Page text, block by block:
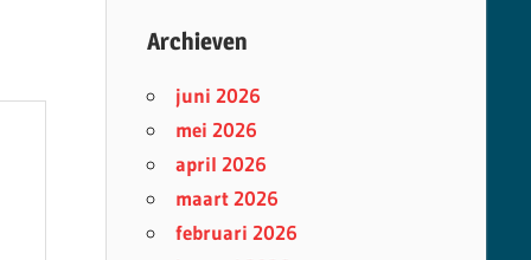
Archieven
juni 2026
mei 2026
april 2026
maart 2026
februari 2026